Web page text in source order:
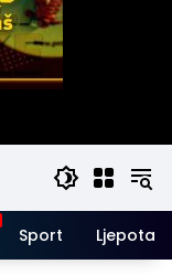
Sport Ljepota i